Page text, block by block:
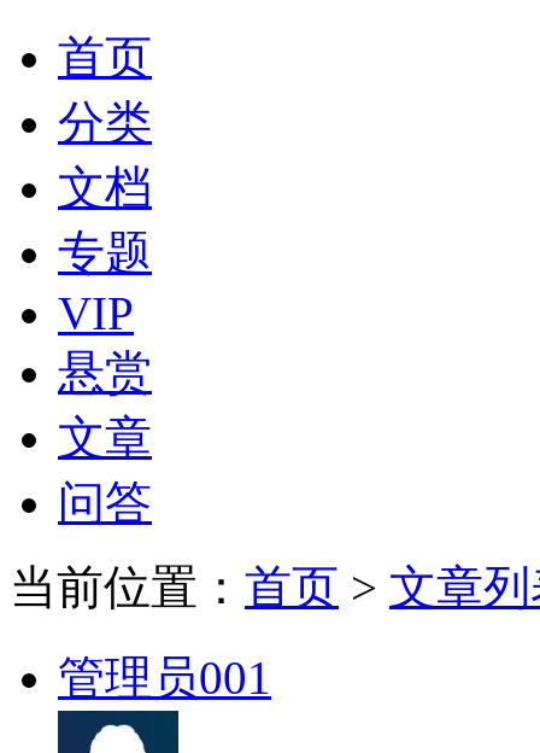
首页
分类
文档
专题
VIP
悬赏
文章
问答
当前位置： 首页 > 文章
管理员001